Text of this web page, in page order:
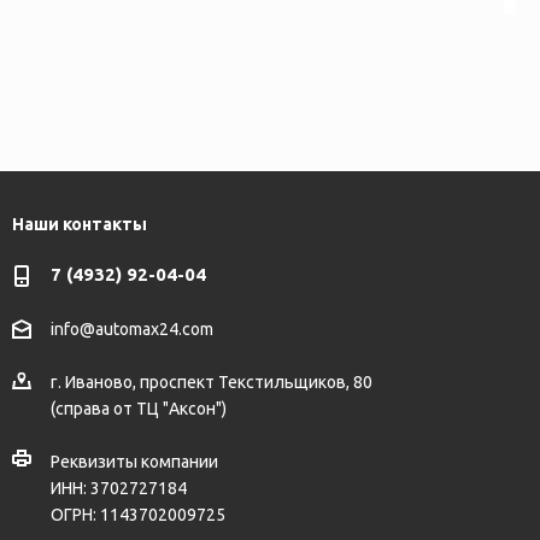
Наши контакты
7 (4932) 92-04-04
info@automax24.com
г. Иваново, проспект Текстильщиков, 80
(справа от ТЦ "Аксон")
Реквизиты компании
ИНН: 3702727184
ОГРН: 1143702009725